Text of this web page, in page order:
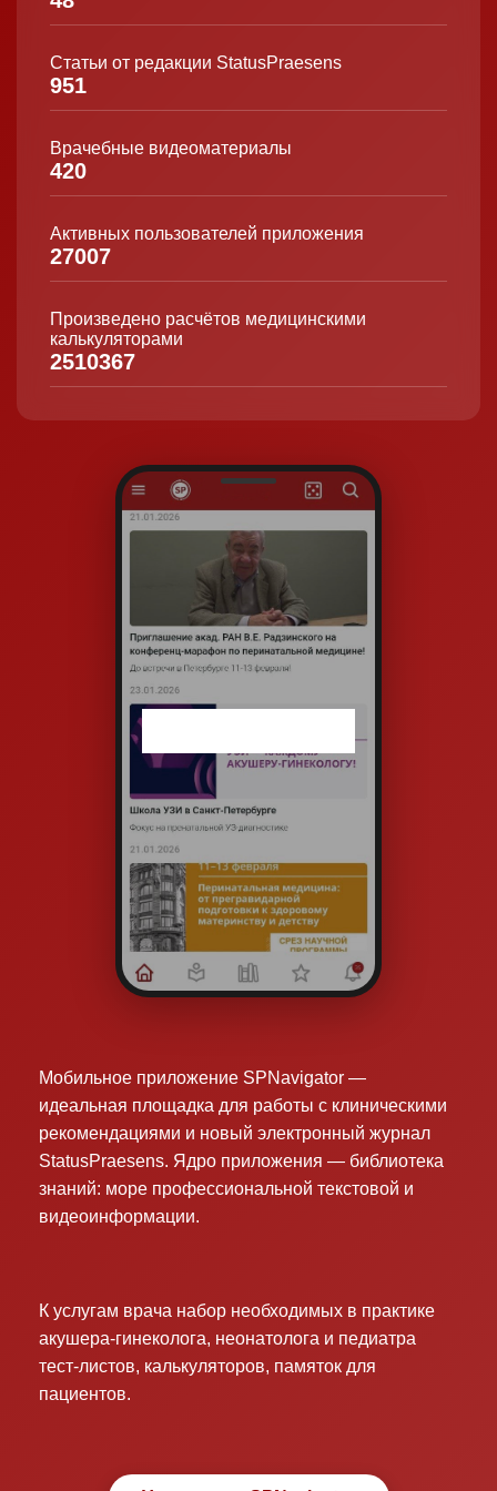
Статьи от редакции StatusPraesens
951
Врачебные видеоматериалы
420
Активных пользователей приложения
27007
Произведено расчётов медицинскими
калькуляторами
2510367
Мобильное приложение SPNavigator —
идеальная площадка для работы с клиническими
рекомендациями и новый электронный журнал
StatusPraesens. Ядро приложения — библиотека
знаний: море профессиональной текстовой и
видеоинформации.
К услугам врача набор необходимых в практике
акушера-гинеколога, неонатолога и педиатра
тест-листов, калькуляторов, памяток для
пациентов.